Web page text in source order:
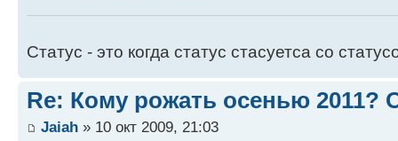
Статус - это когда статус стасуетса со
Re: Кому рожать осенью 2011?
Jaiah » 10 окт 2009, 21:03